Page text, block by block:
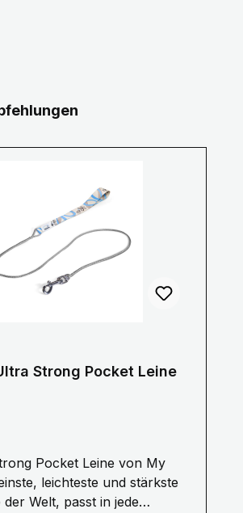
überspringen
Strong Pocket Leine
Pocket Leine von My
leichteste und stärkste
der Welt, passt in jede